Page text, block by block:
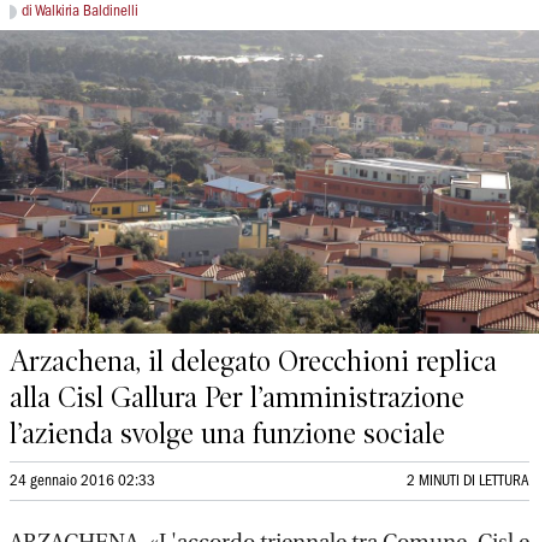
di Walkiria Baldinelli
Arzachena, il delegato Orecchioni replica
alla Cisl Gallura Per l’amministrazione
l’azienda svolge una funzione sociale
24 gennaio 2016 02:33 2 MINUTI DI LETTURA